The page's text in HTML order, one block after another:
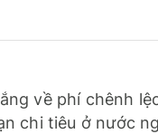
về phí chênh
chi tiêu ở nước